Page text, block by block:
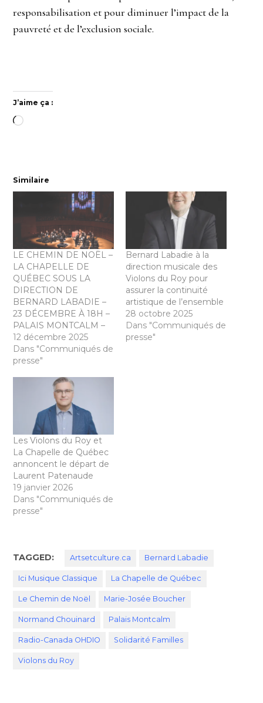
responsabilisation et pour diminuer l’impact de la
pauvreté et de l’exclusion sociale.
J’aime ça :
Chargement…
Similaire
LE CHEMIN DE NOËL –
LA CHAPELLE DE
QUÉBEC SOUS LA
DIRECTION DE
BERNARD LABADIE –
23 DÉCEMBRE À 18H –
PALAIS MONTCALM –
12 décembre 2025
Dans "Communiqués de
presse"
Bernard Labadie à la
direction musicale des
Violons du Roy pour
assurer la continuité
artistique de l’ensemble
28 octobre 2025
Dans "Communiqués de
presse"
Les Violons du Roy et
La Chapelle de Québec
annoncent le départ de
Laurent Patenaude
19 janvier 2026
Dans "Communiqués de
presse"
TAGGED: Artsetculture.ca Bernard Labadie
Ici Musique Classique La Chapelle de Québec
Le Chemin de Noël Marie-Josée Boucher
Normand Chouinard Palais Montcalm
Radio-Canada OHDIO Solidarité Familles
Violons du Roy